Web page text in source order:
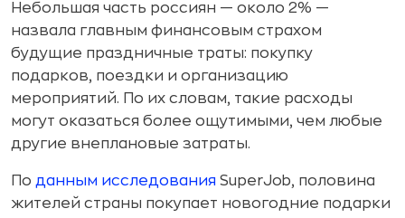
Небольшая часть россиян — около 2% —
назвала главным финансовым страхом
будущие праздничные траты: покупку
подарков, поездки и организацию
мероприятий. По их словам, такие расходы
могут оказаться более ощутимыми, чем любые
другие внеплановые затраты.
По данным исследования SuperJob, половина
жителей страны покупает новогодние подарки